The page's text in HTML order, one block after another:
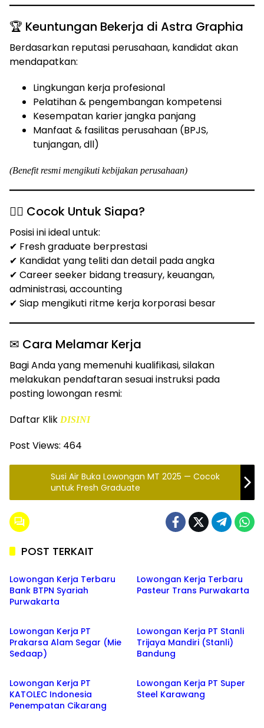
🏆 Keuntungan Bekerja di Astra Graphia
Berdasarkan reputasi perusahaan, kandidat akan
mendapatkan:
Lingkungan kerja profesional
Pelatihan & pengembangan kompetensi
Kesempatan karier jangka panjang
Manfaat & fasilitas perusahaan (BPJS,
tunjangan, dll)
(Benefit resmi mengikuti kebijakan perusahaan)
🕵️‍♂️ Cocok Untuk Siapa?
Posisi ini ideal untuk:
✔ Fresh graduate berprestasi
✔ Kandidat yang teliti dan detail pada angka
✔ Career seeker bidang treasury, keuangan,
administrasi, accounting
✔ Siap mengikuti ritme kerja korporasi besar
✉ Cara Melamar Kerja
Bagi Anda yang memenuhi kualifikasi, silakan
melakukan pendaftaran sesuai instruksi pada
posting lowongan resmi:
Daftar Klik DISINI
Post Views: 464
Susi Air Buka Lowongan MT 2025 — Cocok
untuk Fresh Graduate
POST TERKAIT
BANK
Lowongan Kerja Terbaru
Bank BTPN Syariah
Purwakarta
Lowongan Kerja Terbaru
Pasteur Trans Purwakarta
BEKASI
Lowongan Kerja PT
Prakarsa Alam Segar (Mie
Sedaap)
Lowongan Kerja PT Stanli
Trijaya Mandiri (Stanli)
Bandung
CIKARANG
Lowongan Kerja PT
KATOLEC Indonesia
Penempatan Cikarang
KARAWANG
Lowongan Kerja PT Super
Steel Karawang